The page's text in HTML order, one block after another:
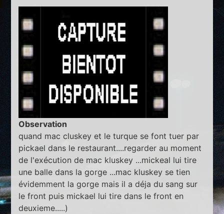
Observation
quand mac cluskey et le turque se font tuer par
pickael dans le restaurant....regarder au moment
de l'exécution de mac kluskey ...mickeal lui tire
une balle dans la gorge ...mac kluskey se tien
évidemment la gorge mais il a déja du sang sur
le front puis mickael lui tire dans le front en
deuxieme.....)